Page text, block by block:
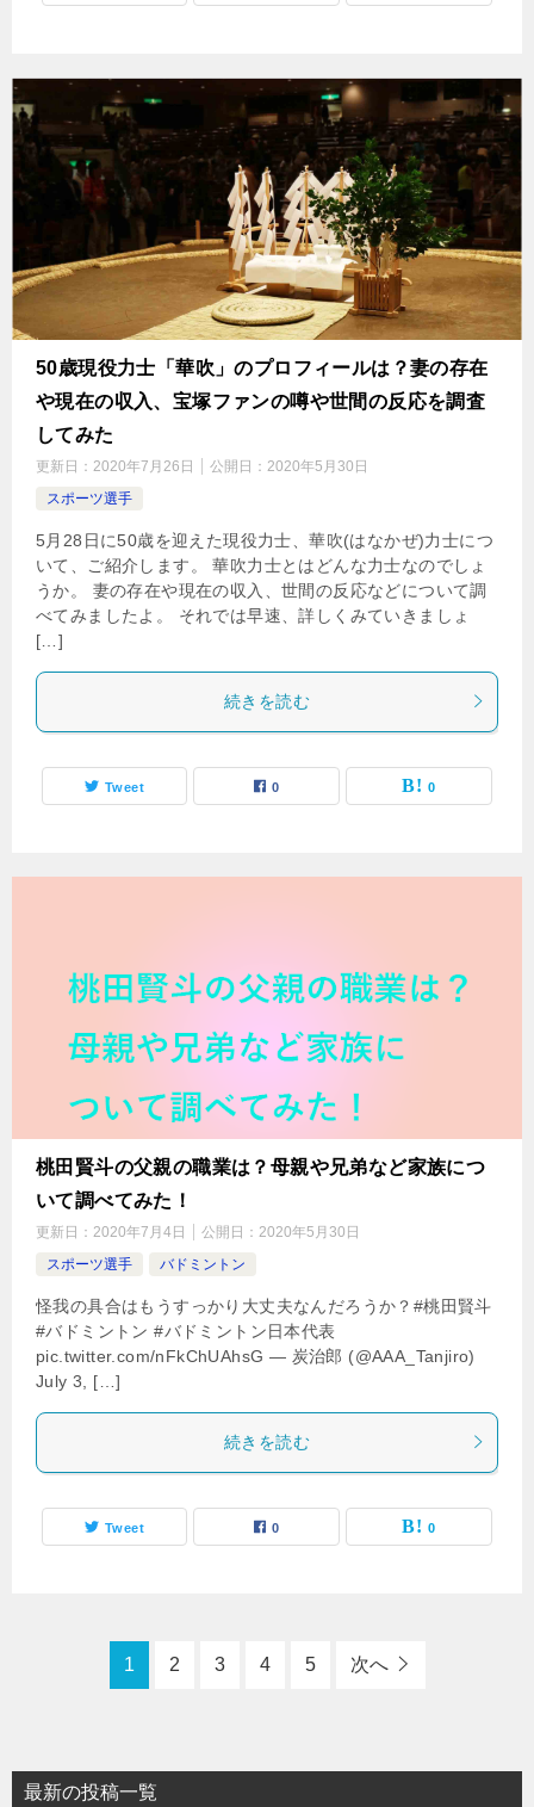
50歳現役力士「華吹」のプロフィールは？妻の存在
や現在の収入、宝塚ファンの噂や世間の反応を調査
してみた
更新日： 2020年7月26日 公開日： 2020年5月30日
スポーツ選手
5月28日に50歳を迎えた現役力士、華吹(はなかぜ)力士につ
いて、ご紹介します。 華吹力士とはどんな力士なのでしょ
うか。 妻の存在や現在の収入、世間の反応などについて調
べてみましたよ。 それでは早速、詳しくみていきましょ
[…]
続きを読む
Tweet 0 0
桃田賢斗の父親の職業は？母親や兄弟など家族につ
いて調べてみた！
更新日： 2020年7月4日 公開日： 2020年5月30日
スポーツ選手
バドミントン
怪我の具合はもうすっかり大丈夫なんだろうか？#桃田賢斗
#バドミントン #バドミントン日本代表
pic.twitter.com/nFkChUAhsG — 炭治郎 (@AAA_Tanjiro)
July 3, […]
続きを読む
Tweet 0 0
1 2 3 4 5 次へ
最新の投稿一覧